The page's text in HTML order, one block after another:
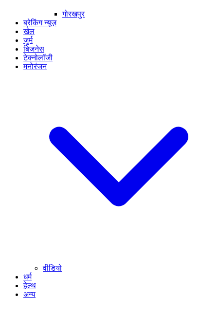
गोरखपुर
ब्रेकिंग न्यूज़
खेल
जुर्म
बिजनेस
टेक्नोलॉजी
मनोरंजन
वीडियो
धर्म
हेल्थ
अन्य